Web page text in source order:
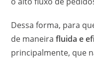
Dessa forma, para
de maneira fluida e
principalmente, que